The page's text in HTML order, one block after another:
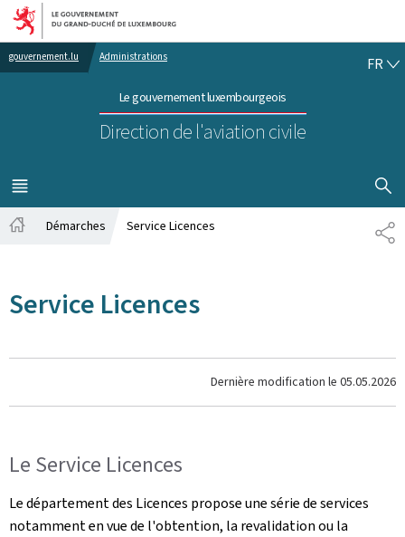
Aller au menu principal
Aller au contenu
gouvernement.lu Administrations
Le gouvernement luxembourgeois
Direction de l'aviation civile
FR
MENU
PRINCIPAL
Démarches Service Licences
Service Licences
Dernière modification le 05.05.2026
Le Service Licences
Le département des Licences propose une série de services
notamment en vue de l'obtention, la revalidation ou la